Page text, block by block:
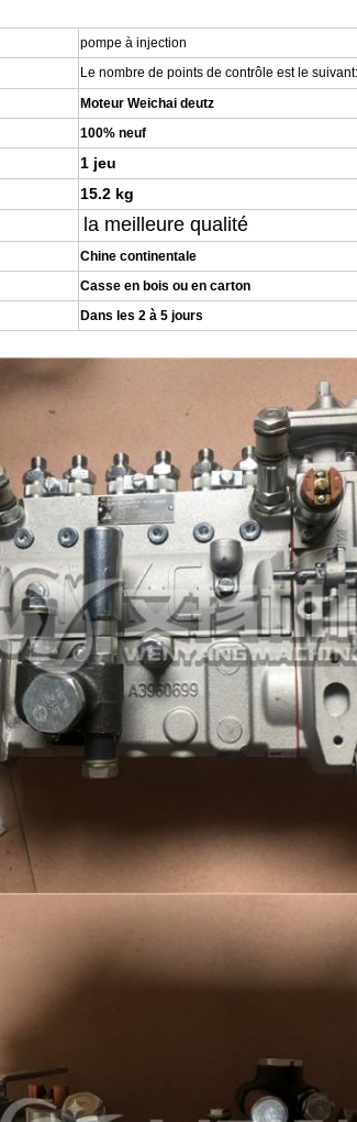
pompe à injection
Le nombre de points de contrôle est le suivant:
Moteur Weichai deutz
100% neuf
1 jeu
15.2 kg
la meilleure qualité
Chine continentale
Casse en bois ou en carton
Dans les 2 à 5 jours